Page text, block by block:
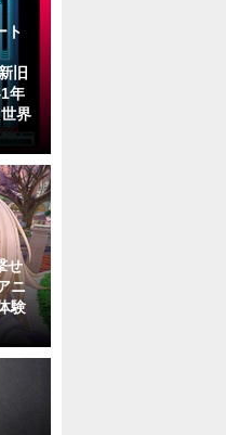
ト
旧
年
界
せ
ニ
験